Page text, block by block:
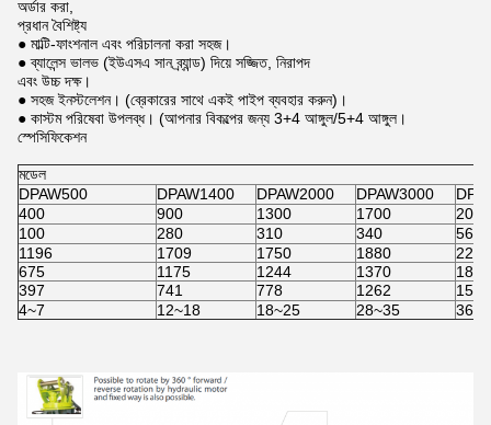
অর্ডার করা,
প্রধান বৈশিষ্ট্য
● মাল্টি-ফাংশনাল এবং পরিচালনা করা সহজ।
● ব্যালেন্স ভালভ (ইউএসএ সান ব্র্যান্ড) দিয়ে সজ্জিত, নিরাপদ
এবং উচ্চ দক্ষ।
● সহজ ইনস্টলেশন। (ব্রেকারের সাথে একই পাইপ ব্যবহার করুন)।
● কাস্টম পরিষেবা উপলব্ধ। (আপনার বিকল্পের জন্য 3+4 আঙ্গুল/5+4 আঙ্গুল।
স্পেসিফিকেশন
মডেল
DPAW500
DPAW1400 DPAW2000 DPAW3000
400
900 1300 1700
2000
100
280 310 340
566
1196
1709 1750 1880
2250
675
1175 1244 1370
1846
397
741 778 1262
1550
4~7
12~18 18~25 28~35